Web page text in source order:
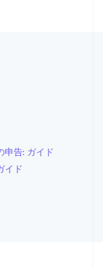
告: ガイド
イド